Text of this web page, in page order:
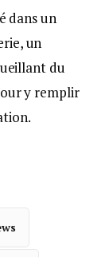
dans un
un
du
y remplir